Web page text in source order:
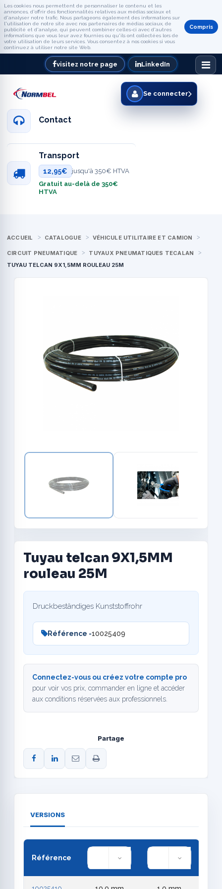
Les cookies nous permettent de personnaliser le contenu et les
annonces, d'offrir des fonctionnalités relatives aux médias sociaux et
d'analyser notre trafic. Nous partageons également des informations sur
l'utilisation de notre site avec nos partenaires de médias sociaux, de
publicité et d'analyse, qui peuvent combiner celles-ci avec d'autres
informations que vous leur avez fournies ou qu'ils ont collectées lors de
votre utilisation de leurs services. Vous consentez à nos cookies si vous
continuez à utiliser notre site Web.
Compris
visitez notre page LinkedIn
Contact
Transport
12,95€
jusqu'à 350€ HTVA
Gratuit au-delà de 350€
HTVA
Se connecter
ACCUEIL CATALOGUE VÉHICULE UTILITAIRE ET CAMION
CIRCUIT PNEUMATIQUE
TUYAUX PNEUMATIQUES TECALAN
TUYAU TELCAN 9X1,5MM ROULEAU 25M
Tuyau telcan 9X1,5MM
rouleau 25M
Druckbeständiges Kunststoffrohr
Référence -10025409
Connectez-vous ou créez votre compte pro
pour voir vos prix, commander en ligne et accéder
aux conditions réservées aux professionnels.
Partage
VERSIONS
Référence